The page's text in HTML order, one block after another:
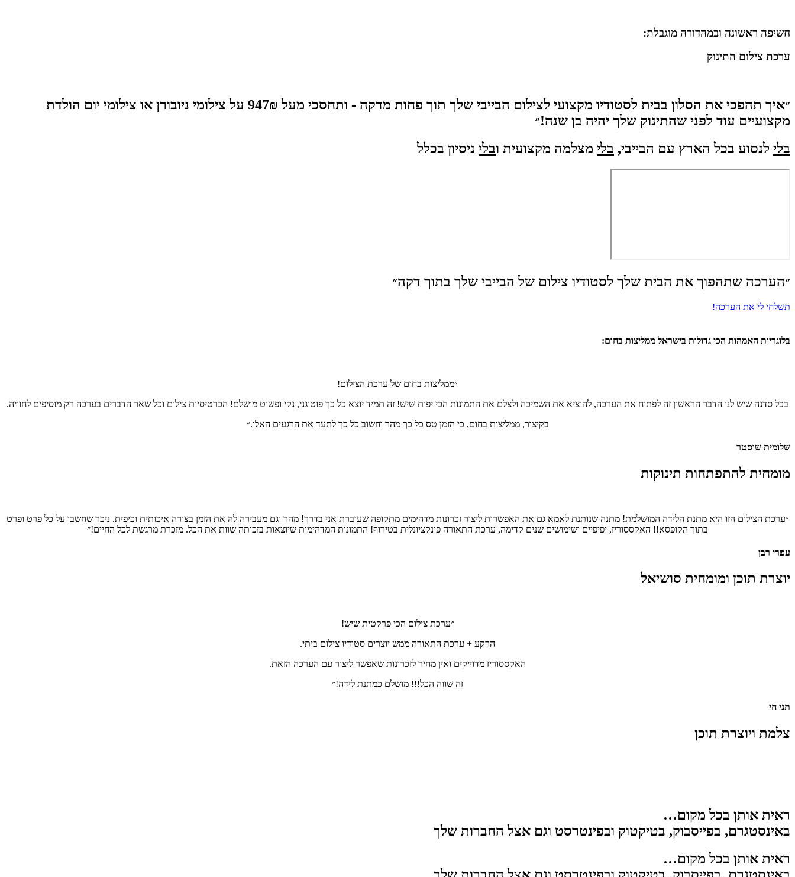
חשיפה ראשונה ובמהדורה מוגבלת:
ערכת צילום התינוק
״איך תהפכי את הסלון בבית לסטודיו מקצועי לצילום הבייבי שלך תוך פחות מדקה - ותחסכי מעל 947₪ על צילומי ניובורן או צילומי יום הולדת
מקצועיים עוד לפני שהתינוק שלך יהיה בן שנה!״
בלי לנסוע בכל הארץ עם הבייבי, בלי מצלמה מקצועית ובלי ניסיון בכלל
״הערכה שתהפוך את הבית שלך לסטודיו צילום של הבייבי שלך בתוך דקה״
תשלחי לי את הערכה!
בלוגריות האמהות הכי גדולות בישראל ממליצות בחום:
״ממליצות בחום של ערכת הצילום!
בכל סדנה שיש לנו הדבר הראשון זה לפתוח את הערכה, להוציא את השמיכה ולצלם את התמונות הכי יפות שיש! זה תמיד יוצא כל כך פוטוגני, נקי ופשוט מושלם! הכרטיסיות צילום וכל שאר הדברים בערכה רק מוסיפים לחוויה.
בקיצור, ממליצות בחום, כי הזמן טס כל כך מהר וחשוב כל כך לתעד את הרגעים האלו.״
שלומית שוסטר
מומחית להתפתחות תינוקות
״ערכת הצילום הזו היא מתנת הלידה המושלמת! מתנה שנותנת לאמא גם את האפשרות ליצור זכרונות מדהימים מתקופה שעוברת אני בדרך! מהר וגם מעבירה לה את הזמן בצורה איכותית וכיפית. ניכר שחשבו על כל פרט ופרט
בתוך הקופסא!! האקססוריז, יפיפיים ושימושים שנים קדימה, ערכת התאורה פונקציונלית בטירוף! התמונות המדהימות שיוצאות בזכותה שוות את הכל. מזכרת מרגשת לכל החיים!״
עפרי רבן
יוצרת תוכן ומומחית סושיאל
״ערכת צילום הכי פרקטית שיש!
הרקע + ערכת התאורה ממש יוצרים סטודיו צילום ביתי.
האקססוריז מדוייקים ואין מחיר לזכרונות שאפשר ליצור עם הערכה הזאת.
זה שווה הכל!!! מושלם כמתנת לידה!״
תני חי
צלמת ויוצרת תוכן
ראית אותן בכל מקום…
באינסטגרם, בפייסבוק, בטיקטוק ובפינטרסט וגם אצל החברות שלך
ראית אותן בכל מקום…